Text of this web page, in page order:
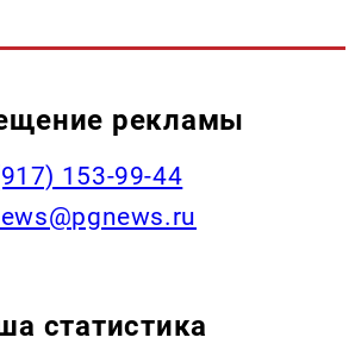
рекламы
153-99-44
статистика